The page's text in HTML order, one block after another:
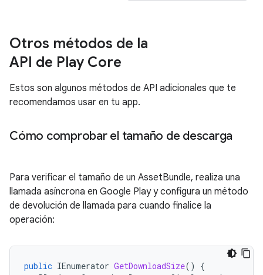
Otros métodos de la
API de Play Core
Estos son algunos métodos de API adicionales que te
recomendamos usar en tu app.
Cómo comprobar el tamaño de descarga
Para verificar el tamaño de un AssetBundle, realiza una
llamada asíncrona en Google Play y configura un método
de devolución de llamada para cuando finalice la
operación:
public IEnumerator GetDownloadSize()
{